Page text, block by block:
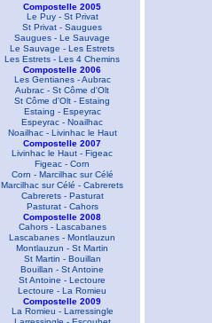
Compostelle 2005
Le Puy - St Privat
St Privat - Saugues
Saugues - Le Sauvage
Le Sauvage - Les Estrets
Les Estrets - Les 4 Chemins
Compostelle 2006
Les Gentianes - Aubrac
Aubrac - St Côme d'Olt
St Côme d'Olt - Estaing
Estaing - Espeyrac
Espeyrac - Noailhac
Noailhac - Livinhac le Haut
Compostelle 2007
Livinhac le Haut - Figeac
Figeac - Corn
Corn - Marcilhac sur Célé
Marcilhac sur Célé - Cabrerets
Cabrerets - Pasturat
Pasturat - Cahors
Compostelle 2008
Cahors - Lascabanes
Lascabanes - Montlauzun
Montlauzun - St Martin
St Martin - Bouillan
Bouillan - St Antoine
St Antoine - Lectoure
Lectoure - La Romieu
Compostelle 2009
La Romieu - Larressingle